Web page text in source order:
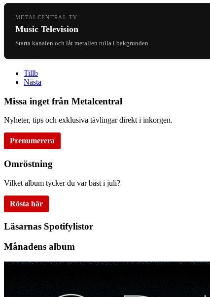
METALCENTRAL TV
Music Television
Starta kanalen och låt metallen rulla i bakgrunden.
Tillb
Nästa
Missa inget från Metalcentral
Nyheter, tips och exklusiva tävlingar direkt i inkorgen.
Prenumerera
Omröstning
Vilket album tycker du var bäst i juli?
Rösta här
Läsarnas Spotifylistor
Månadens album